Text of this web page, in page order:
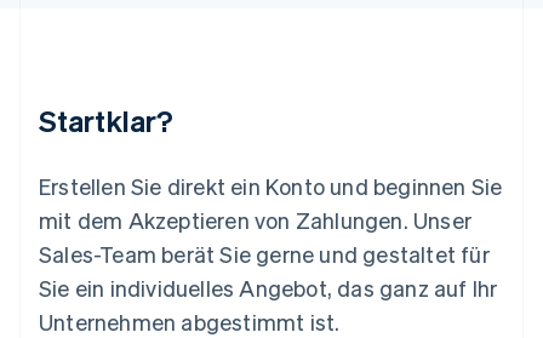
Startklar?
Erstellen Sie direkt ein Konto und beginnen Sie
mit dem Akzeptieren von Zahlungen. Unser
Sales-Team berät Sie gerne und gestaltet für
Sie ein individuelles Angebot, das ganz auf Ihr
Unternehmen abgestimmt ist.
Mexiko
English
Niederlande
Nederlands English
Norwegen
English
Österreich